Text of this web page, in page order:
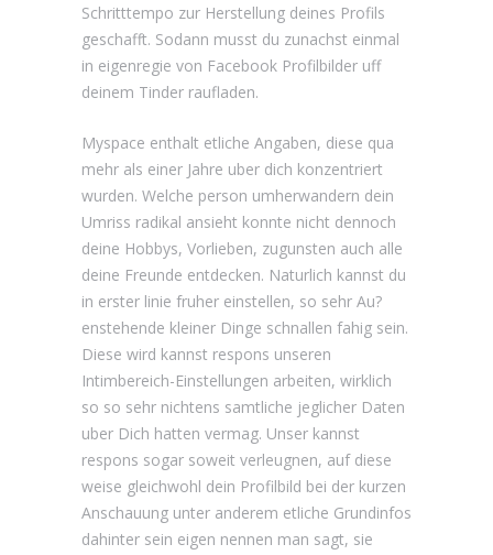
Schritttempo zur Herstellung deines Profils
geschafft. Sodann musst du zunachst einmal
in eigenregie von Facebook Profilbilder uff
deinem Tinder raufladen.
Myspace enthalt etliche Angaben, diese qua
mehr als einer Jahre uber dich konzentriert
wurden. Welche person umherwandern dein
Umriss radikal ansieht konnte nicht dennoch
deine Hobbys, Vorlieben, zugunsten auch alle
deine Freunde entdecken. Naturlich kannst du
in erster linie fruher einstellen, so sehr Au?
enstehende kleiner Dinge schnallen fahig sein.
Diese wird kannst respons unseren
Intimbereich-Einstellungen arbeiten, wirklich
so so sehr nichtens samtliche jeglicher Daten
uber Dich hatten vermag. Unser kannst
respons sogar soweit verleugnen, auf diese
weise gleichwohl dein Profilbild bei der kurzen
Anschauung unter anderem etliche Grundinfos
dahinter sein eigen nennen man sagt, sie